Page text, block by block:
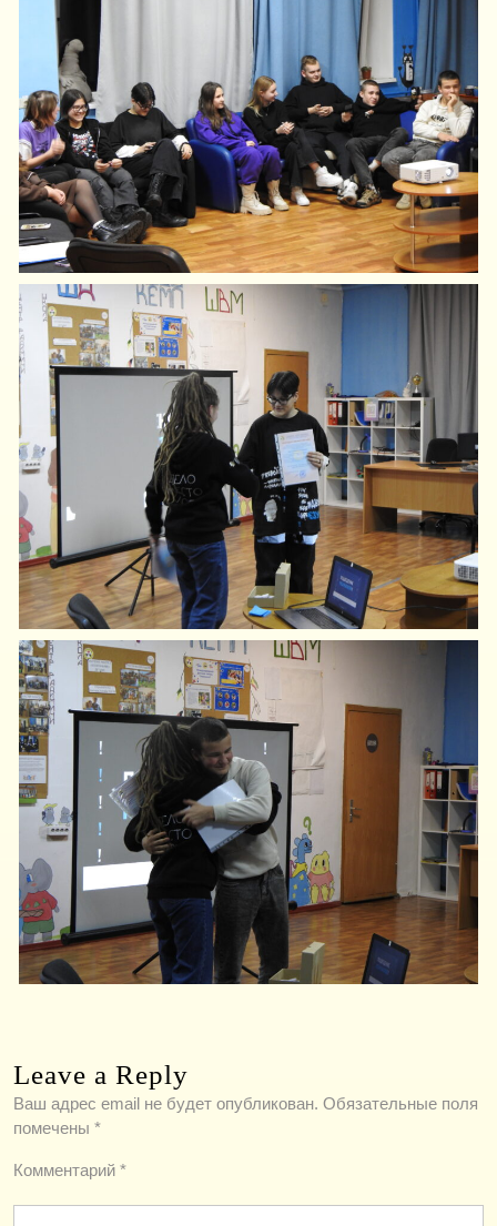
Leave a Reply
Ваш адрес email не будет опубликован. Обязательные поля
помечены *
Комментарий *